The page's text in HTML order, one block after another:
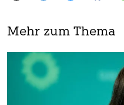
Mehr zum Thema